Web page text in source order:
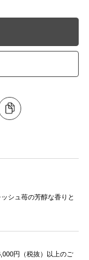
シュ苺の芳醇な香りと
円（税抜）以上のご